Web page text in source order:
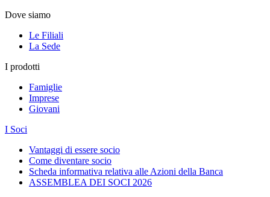
Dove siamo
Le Filiali
La Sede
I prodotti
Famiglie
Imprese
Giovani
I Soci
Vantaggi di essere socio
Come diventare socio
Scheda informativa relativa alle Azioni della Banca
ASSEMBLEA DEI SOCI 2026